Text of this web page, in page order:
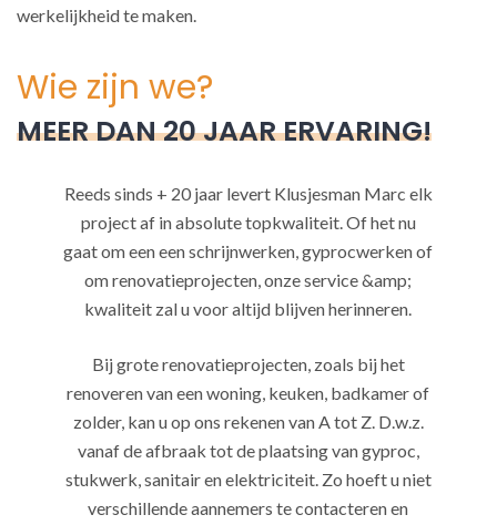
werkelijkheid te maken.
Wie zijn we?
MEER DAN 20 JAAR ERVARING!
Reeds sinds + 20 jaar levert Klusjesman Marc elk
project af in absolute topkwaliteit. Of het nu
gaat om een een schrijnwerken, gyprocwerken of
om renovatieprojecten, onze service &amp;
kwaliteit zal u voor altijd blijven herinneren.
Bij grote renovatieprojecten, zoals bij het
renoveren van een woning, keuken, badkamer of
zolder, kan u op ons rekenen van A tot Z. D.w.z.
vanaf de afbraak tot de plaatsing van gyproc,
stukwerk, sanitair en elektriciteit. Zo hoeft u niet
verschillende aannemers te contacteren en